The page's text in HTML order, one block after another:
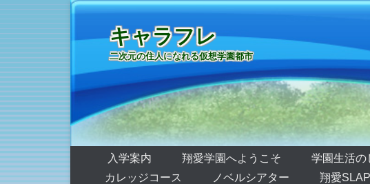
キャラフレ
二次元の住人になれる仮想学園都市
第1メニュー
コンテンツへ移動
入学案内 翔愛学園へようこそ 学園生活の
カレッジコース
ノベルシアター 翔愛